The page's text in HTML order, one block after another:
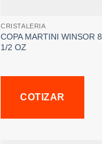
CRISTALERIA
COPA MARTINI WINSOR 8
1/2 OZ
COTIZAR